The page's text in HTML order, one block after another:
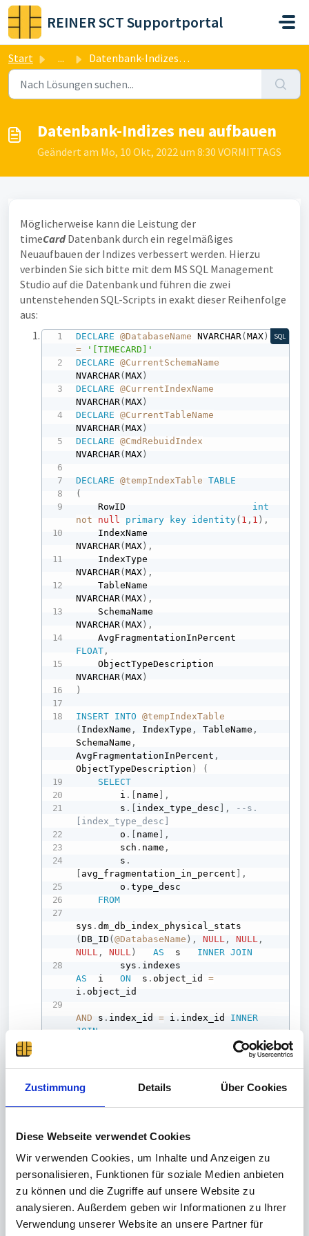
Zustimmung Details Über Cookies
Diese Webseite verwendet Cookies
Wir verwenden Cookies, um Inhalte und Anzeigen zu
personalisieren, Funktionen für soziale Medien anbieten
zu können und die Zugriffe auf unsere Website zu
analysieren. Außerdem geben wir Informationen zu Ihrer
Verwendung unserer Website an unsere Partner für
Zum hauptsächlichen Inhalt gehen
REINER SCT Supportportal
Start ... Datenbank-Indizes neu aufbauen
Datenbank-Indizes neu aufbauen
Geändert am Mo, 10 Okt, 2022 um 8:30 VORMITTAGS
Möglicherweise kann die Leistung der
timeCardDatenbank durch ein regelmäßiges
Neuaufbauen der Indizes verbessert werden. Hierzu
verbinden Sie sich bitte mit dem MS SQL Management
Studio auf die Datenbank und führen die zwei
untenstehenden SQL-Scripts in exakt dieser Reihenfolge
aus:
DECLARE @DatabaseName NVARCHAR(MAX )
=
'[TIMECARD]'
DECLARE
@CurrentSchemaName
NVARCHAR(MAX )
DECLARE
@CurrentIndexName
NVARCHAR(MAX )
DECLARE
@CurrentTableName
NVARCHAR(MAX )
DECLARE
@CmdRebuidIndex
NVARCHAR(MAX )
DECLARE @tempIndexTable
TABLE
(
    RowID
int
not
null primary key identity( 1 , 1 ) ,
NVARCHAR(MAX ) ,
NVARCHAR(MAX ) ,
    TableName
NVARCHAR(MAX ) ,
NVARCHAR(MAX ) ,
FLOAT ,
    ObjectTypeDescription
NVARCHAR(MAX )
)
INSERT INTO
@tempIndexTable
( IndexName , IndexType , TableName ,
SchemaName ,
AvgFragmentationInPercent ,
ObjectTypeDescription )
(
SELECT
        i
. name
,
        s
. index_type_desc ,
--s.
[index_type_desc]
        o
. name
,
        sch
. name ,
        s
.
avg_fragmentation_in_percent
,
        o
.type_desc
FROM
sys .
(DB_ID (@DatabaseName ) , NULL , NULL ,
NULL , NULL ) AS
  s
INNER JOIN
        sys
.
AS
  i
ON
  s
.object_id =
i .object_id
AND s . index_id = i . index_id INNER
JOIN
o.object_id INNER JOIN
.
AS
o.schema_id
(s. avg_fragmentation_in_percent
[Name] like '%PK%'))
)
PRINT
'Indexes to rebuild:'
SELECT * FROM @tempIndexTable;
SQL